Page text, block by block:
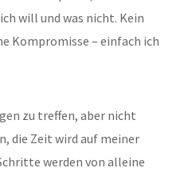
will und was nicht. Kein
Kompromisse – einfach ich
zu treffen, aber nicht
die Zeit wird auf meiner
werden von alleine